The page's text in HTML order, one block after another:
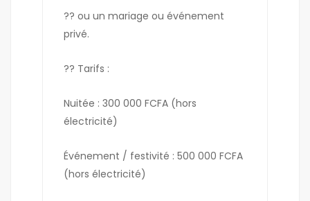
?? ou un mariage ou événement
privé.
?? Tarifs :
Nuitée : 300 000 FCFA (hors
électricité)
Événement / festivité : 500 000 FCFA
(hors électricité)